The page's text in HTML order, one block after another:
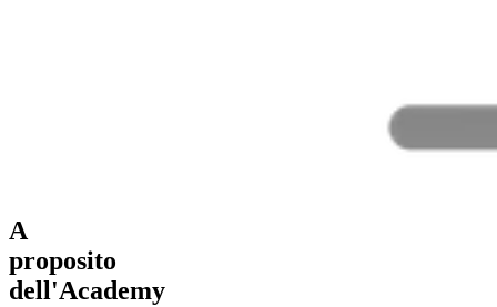
A
proposito
dell'Academy